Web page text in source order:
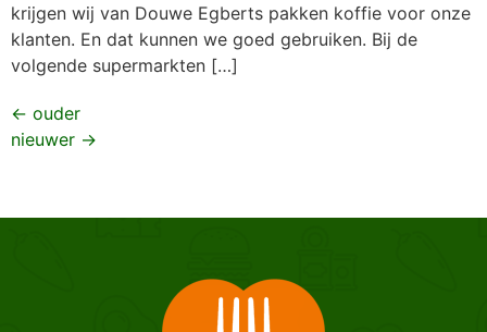
krijgen wij van Douwe Egberts pakken koffie voor onze
klanten. En dat kunnen we goed gebruiken. Bij de
volgende supermarkten […]
← ouder
nieuwer →